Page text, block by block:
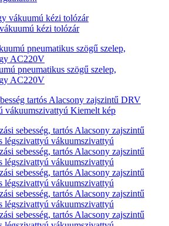
kézi tolózár
pneumatikus szögű szelep,
AC220V